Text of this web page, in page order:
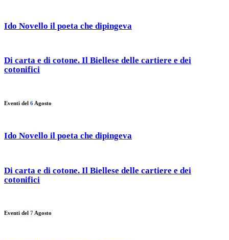
Ido Novello il poeta che dipingeva
Di carta e di cotone. Il Biellese delle cartiere e dei
cotonifici
Eventi del 6 Agosto
Ido Novello il poeta che dipingeva
Di carta e di cotone. Il Biellese delle cartiere e dei
cotonifici
Eventi del 7 Agosto